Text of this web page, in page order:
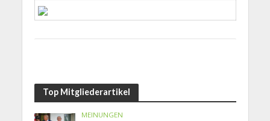
Top Mitgliederartikel
MEINUNGEN